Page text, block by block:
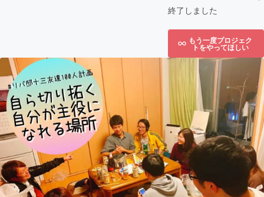
終了しました
もう一度プロジェク
トをやってほしい